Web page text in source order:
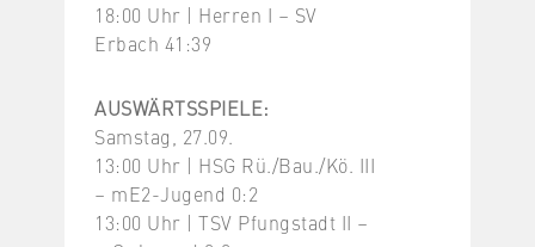
18:00 Uhr | Herren I – SV
Erbach 41:39
AUSWÄRTSSPIELE:
Samstag, 27.09.
13:00 Uhr | HSG Rü./Bau./Kö. III
– mE2-Jugend 0:2
13:00 Uhr | TSV Pfungstadt II –